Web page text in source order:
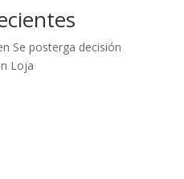
Se posterga decisión
Loja